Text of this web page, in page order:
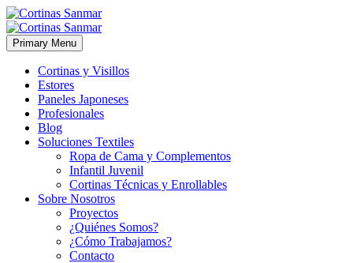
Primary Menu
Cortinas y Visillos
Estores
Paneles Japoneses
Profesionales
Blog
Soluciones Textiles
Ropa de Cama y Complementos
Infantil Juvenil
Cortinas Técnicas y Enrollables
Sobre Nosotros
Proyectos
¿Quiénes Somos?
¿Cómo Trabajamos?
Contacto